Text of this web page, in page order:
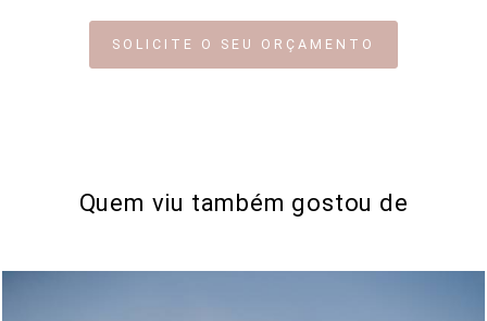
SOLICITE O SEU ORÇAMENTO
Quem viu também gostou de